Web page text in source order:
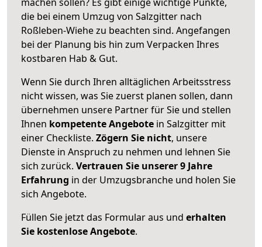
die bei einem Umzug von Salzgitter nach
Roßleben-Wiehe zu beachten sind. Angefangen
bei der Planung bis hin zum Verpacken Ihres
kostbaren Hab & Gut.
Wenn Sie durch Ihren alltäglichen Arbeitsstress
nicht wissen, was Sie zuerst planen sollen, dann
übernehmen unsere Partner für Sie und stellen
Ihnen kompetente Angebote in Salzgitter mit
einer Checkliste. Zögern Sie nicht, unsere
Dienste in Anspruch zu nehmen und lehnen Sie
sich zurück. Vertrauen Sie unserer 9 Jahre
Erfahrung in der Umzugsbranche und holen Sie
sich Angebote.
Füllen Sie jetzt das Formular aus und erhalten
Sie kostenlose Angebote.